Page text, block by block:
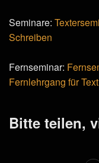
Seminare:
Schreiben
Fernseminar:
Fernlehrgang für
Bitte teilen,